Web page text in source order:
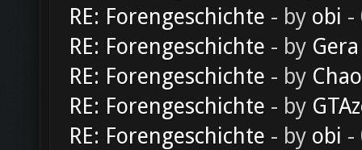
RE: Forengeschichte - by obi -
RE: Forengeschichte - by Gera
RE: Forengeschichte - by
RE: Forengeschichte - by
RE: Forengeschichte - by obi -